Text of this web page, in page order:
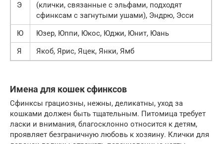
Э
(клички, связанные с эльфами, подходят
сфинксам с загнутыми ушами), Эндрю, Эсси
Ю
Юзер, Юппи, Юкос, Юджи, Юнит, Юань
Я
Якоб, Ярис, Яцек, Янки, Ямб
Имена для кошек сфинксов
Сфинксы грациозны, нежны, деликатны, уход за
кошками должен быть тщательным. Питомица требует
ласки и внимания, благосклонно относится к детям,
проявляет безграничную любовь к хозяину. Клички для